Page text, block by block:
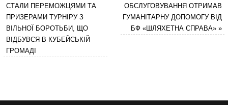
СТАЛИ ПЕРЕМОЖЦЯМИ ТА
ПРИЗЕРАМИ ТУРНІРУ З
ВІЛЬНОЇ БОРОТЬБИ, ЩО
ВІДБУВСЯ В КУБЕЙСЬКІЙ
ГРОМАДІ
ОБСЛУГОВУВАННЯ ОТРИМАВ
ГУМАНІТАРНУ ДОПОМОГУ ВІД
БФ «ШЛЯХЕТНА СПРАВА»»